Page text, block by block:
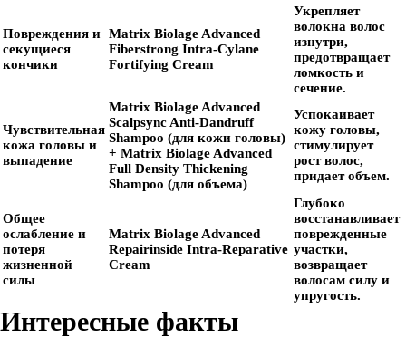
Повреждения и
секущиеся
кончики
Matrix Biolage Advanced
Fiberstrong Intra-Cylane
Fortifying Cream
Укрепляет
волокна волос
изнутри,
предотвращает
ломкость и
сечение.
Чувствительная
кожа головы и
выпадение
Matrix Biolage Advanced
Scalpsync Anti-Dandruff
Shampoo (для кожи головы)
+ Matrix Biolage Advanced
Full Density Thickening
Shampoo (для объема)
Успокаивает
кожу головы,
стимулирует
рост волос,
придает объем.
Общее
ослабление и
потеря
жизненной
силы
Matrix Biolage Advanced
Repairinside Intra-Reparative
Cream
Глубоко
восстанавливает
поврежденные
участки,
возвращает
волосам силу и
упругость.
Интересные факты